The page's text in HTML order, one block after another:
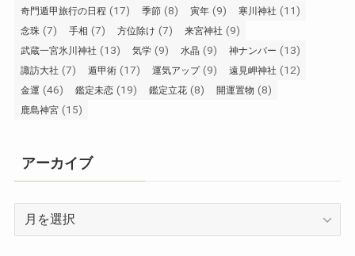
奇門遁甲旅行の日程 (17) 季節 (8) 寅年 (9) 寒川神社 (11)
念珠 (7) 手相 (7) 方位除け (7) 来宮神社 (9)
武蔵一宮氷川神社 (13) 気学 (9) 水晶 (9) 神ナンバー (13)
諏訪大社 (7) 遁甲術 (17) 運気アップ(9) 遠見岬神社 (12)
金運 (46) 鑑定未恋 (19) 鑑定立花 (8) 開運置物 (8)
鹿島神宮 (15)
アーカイブ
ー